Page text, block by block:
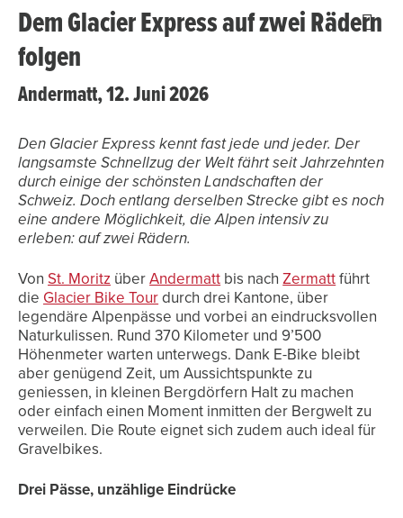
Dem Glacier Express auf zwei Rädern
folgen
Andermatt, 12. Juni 2026
Den Glacier Express kennt fast jede und jeder. Der
langsamste Schnellzug der Welt fährt seit Jahrzehnten
durch einige der schönsten Landschaften der
Schweiz. Doch entlang derselben Strecke gibt es noch
eine andere Möglichkeit, die Alpen intensiv zu
erleben: auf zwei Rädern.
VonSt. Moritz überAndermattbis nachZermattführt
dieGlacier Bike Tourdurch drei Kantone, über
legendäre Alpenpässe und vorbei an eindrucksvollen
Naturkulissen. Rund 370 Kilometer und 9’500
Höhenmeter warten unterwegs. Dank E-Bike bleibt
aber genügend Zeit, um Aussichtspunkte zu
geniessen, in kleinen Bergdörfern Halt zu machen
oder einfach einen Moment inmitten der Bergwelt zu
verweilen. Die Route eignet sich zudem auch ideal für
Gravelbikes.
Drei Pässe, unzählige Eindrücke